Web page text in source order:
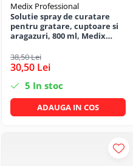
Gradina
Accesorii pentru gradina
Aparate pentru stropit gradina
Articole antidaunatori gradina
Aspersoare
Furtunuri gradinarit
Ghivece si suporturi
Medix Professional
Solutie spray de curatare
pentru gratare, cuptoare si
aragazuri, 800 ml, Medix
38,50 Lei
30,50 Lei
5 In stoc
ADAUGA IN COS